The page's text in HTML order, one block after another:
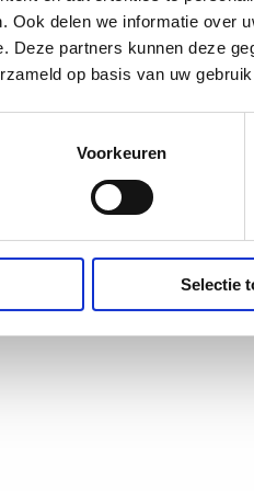
Ook delen we informatie over
Deze partners kunnen deze
op basis van uw
Voorkeuren
Selectie